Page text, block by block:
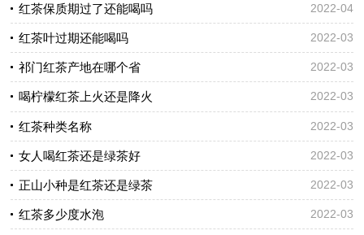
红茶保质期过了还能喝吗 2022-04
红茶叶过期还能喝吗 2022-03
祁门红茶产地在哪个省 2022-03
喝柠檬红茶上火还是降火 2022-03
红茶种类名称 2022-03
女人喝红茶还是绿茶好 2022-03
正山小种是红茶还是绿茶 2022-03
红茶多少度水泡 2022-03